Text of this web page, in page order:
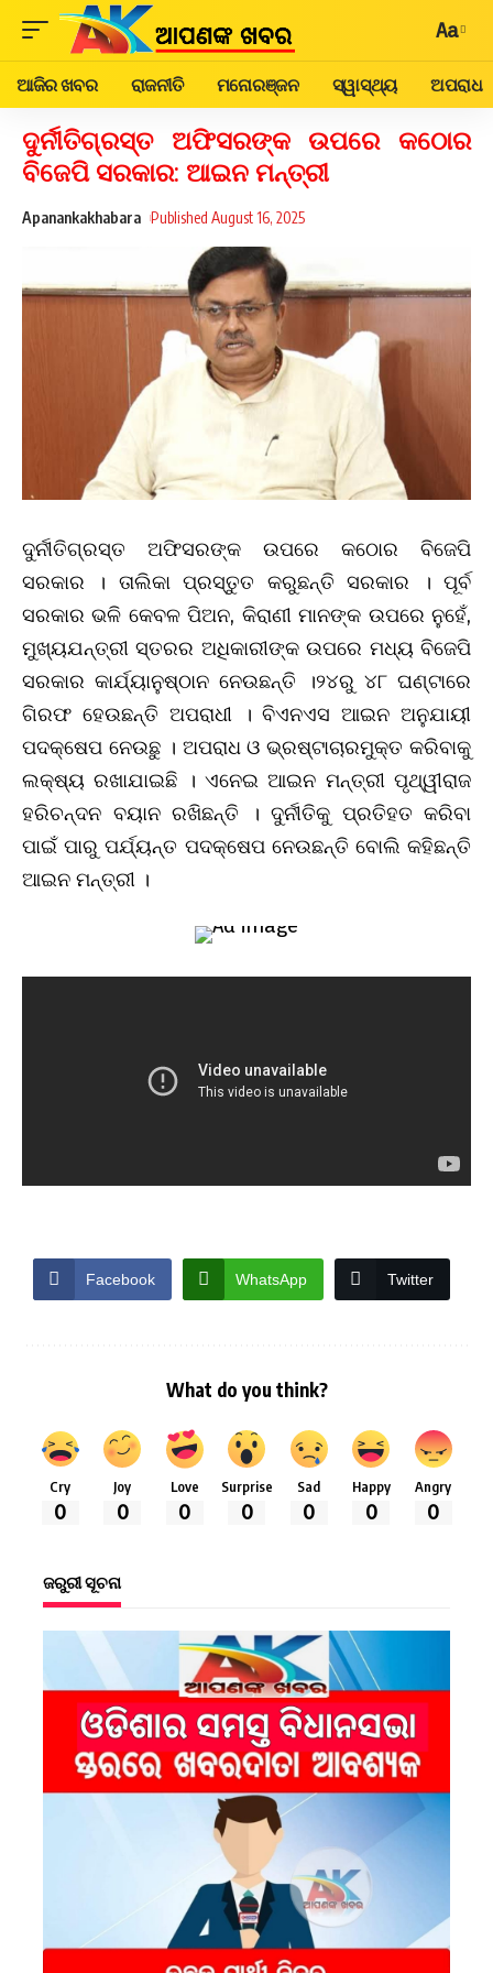
Aa
ଆଜିର ଖବର ରାଜନୀତି ମନୋରଞ୍ଜନ ସ୍ୱାସ୍ଥ୍ୟ ଅପରାଧ
ଦୁର୍ନୀତିଗ୍ରସ୍ତ ଅଫିସରଙ୍କ ଉପରେ କଠୋର
ବିଜେପି ସରକାର: ଆଇନ ମନ୍ତ୍ରୀ
Apanankakhabara Published August 16, 2025
ଦୁର୍ନୀତିଗ୍ରସ୍ତ ଅଫିସରଙ୍କ ଉପରେ କଠୋର ବିଜେପି
ସରକାର । ତାଲିକା ପ୍ରସ୍ତୁତ କରୁଛନ୍ତି ସରକାର । ପୂର୍ବ
ସରକାର ଭଳି କେବଳ ପିଅନ, କିରାଣୀ ମାନଙ୍କ ଉପରେ ନୁହେଁ,
ମୁଖ୍ୟଯନ୍ତ୍ରୀ ସ୍ତରର ଅଧିକାରୀଙ୍କ ଉପରେ ମଧ୍ୟ ବିଜେପି
ସରକାର କାର୍ଯ୍ୟାନୁଷ୍ଠାନ ନେଉଛନ୍ତି ।୨୪ରୁ ୪୮ ଘଣ୍ଟାରେ
ଗିରଫ ହେଉଛନ୍ତି ଅପରାଧୀ । ବିଏନଏସ ଆଇନ ଅନୁଯାୟୀ
ପଦକ୍ଷେପ ନେଉଛୁ । ଅପରାଧ ଓ ଭ୍ରଷ୍ଟାଚାରମୁକ୍ତ କରିବାକୁ
ଲକ୍ଷ୍ୟ ରଖାଯାଇଛି । ଏନେଇ ଆଇନ ମନ୍ତ୍ରୀ ପୃଥ୍ୱୀରାଜ
ହରିଚନ୍ଦନ ବୟାନ ରଖିଛନ୍ତି । ଦୁର୍ନୀତିକୁ ପ୍ରତିହତ କରିବା
ପାଇଁ ପାରୁ ପର୍ଯ୍ୟନ୍ତ ପଦକ୍ଷେପ ନେଉଛନ୍ତି ବୋଲି କହିଛନ୍ତି
ଆଇନ ମନ୍ତ୍ରୀ ।
Facebook WhatsApp Twitter
What do you think?
Cry
0
Joy
0
Love
0
Surprise
0
Sad
0
Happy
0
Angry
0
ଜରୁରୀ ସୂଚନା